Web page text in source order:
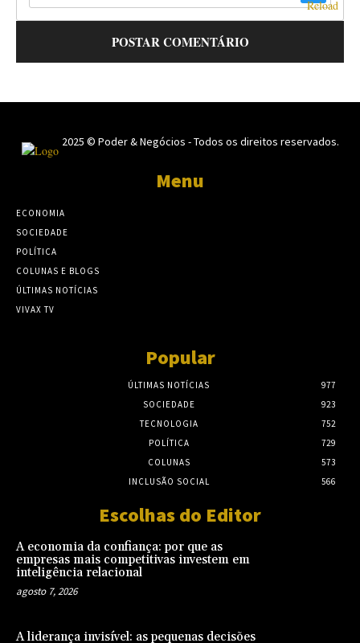
2025 © Poder & Negócios - Todos os direitos reservados.
Menu
ECONOMIA
SOCIEDADE
POLÍTICA
COLUNAS E BLOGS
ÚLTIMAS NOTÍCIAS
VIVAX TV
Popular
ÚLTIMAS NOTÍCIAS
977
SOCIEDADE
923
TECNOLOGIA
752
POLÍTICA
729
COLUNAS
573
INCLUSÃO SOCIAL
566
Escolhas do Editor
A economia da confiança: por que as
empresas mais competitivas investem em
inteligência relacional
agosto 7, 2026
A liderança invisível: as pequenas decisões